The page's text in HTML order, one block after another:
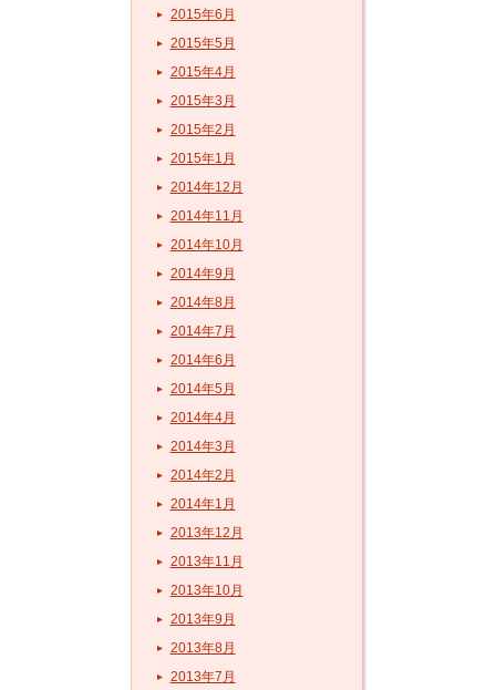
2015年6月
2015年5月
2015年4月
2015年3月
2015年2月
2015年1月
2014年12月
2014年11月
2014年10月
2014年9月
2014年8月
2014年7月
2014年6月
2014年5月
2014年4月
2014年3月
2014年2月
2014年1月
2013年12月
2013年11月
2013年10月
2013年9月
2013年8月
2013年7月